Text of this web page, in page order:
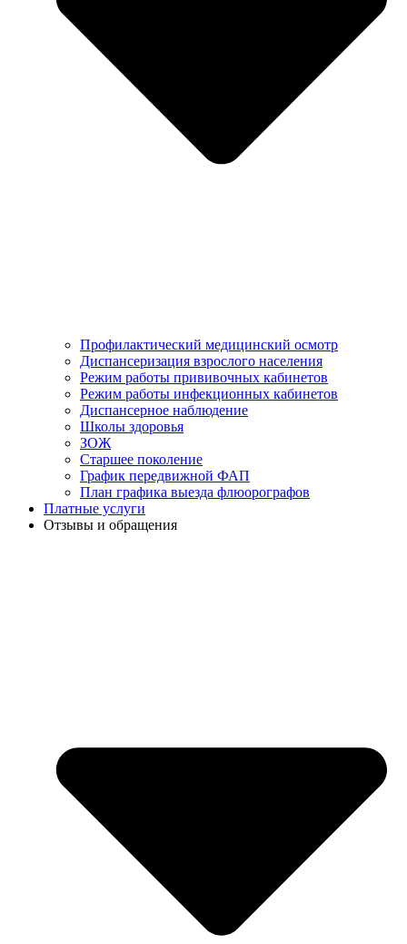
Профилактический медицинский осмотр
Диспансеризация взрослого населения
Режим работы прививочных кабинетов
Режим работы инфекционных кабинетов
Диспансерное наблюдение
Школы здоровья
ЗОЖ
Старшее поколение
График передвижной ФАП
План графика выезда флюорографов
Платные услуги
Отзывы и обращения